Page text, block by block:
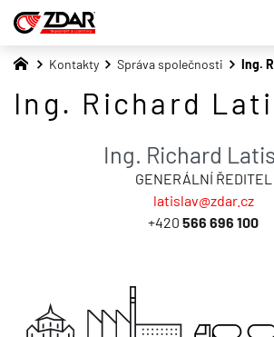
Kontakty Správa společnosti Ing.
Ing. Richard
Ing. Richard
GENERÁLNÍ ŘEDITEL
latislav@zdar.cz
+420 566 696 100